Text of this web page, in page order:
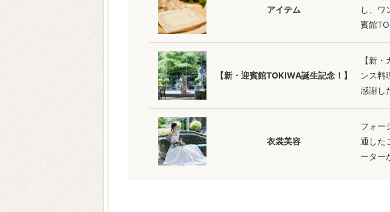
アイテム
し、ワ
賓館
【新・迎賓館TOKIWA誕生記念！】
【新
ンス料
感謝し
衣裳美容
フォー
通した
ーター